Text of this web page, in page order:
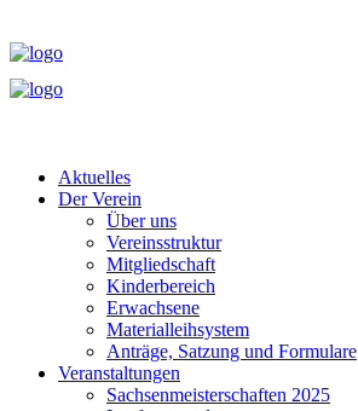
Aktuelles
Der Verein
Über uns
Vereinsstruktur
Mitgliedschaft
Kinderbereich
Erwachsene
Materialleihsystem
Anträge, Satzung und Formulare
Veranstaltungen
Sachsenmeisterschaften 2025